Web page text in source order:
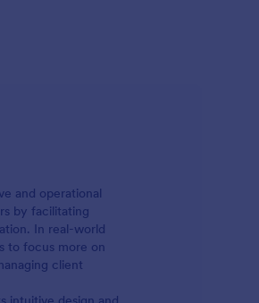
and operational
by facilitating
In real-world
to focus more on
client